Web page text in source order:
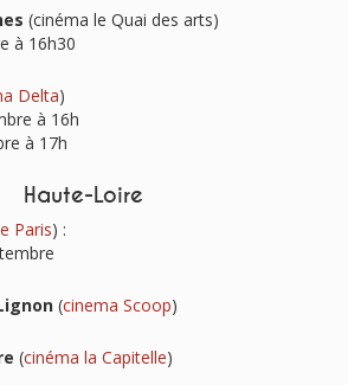
(cinéma le Quai des arts)
à 16h30
Delta)
à 16h
à 17h
Haute-Loire
Paris) :
(cinema Scoop)
(cinéma la Capitelle)